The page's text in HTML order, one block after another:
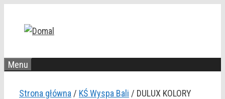
Menu
Strona główna / KŚ Wyspa Bali / DULUX KOLORY